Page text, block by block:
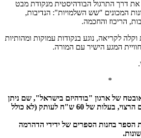
את דרך התרגול הבודהיסטית מנקודת מבט
המכונים "שש השלמויות": הנדיבות,
הריכוז והחכמה.
לקריאה, נוגע בנקודות עמוקות ומהותיות
המגע הישיר עם המורה.
*
של ארגון "בודהיזם בישראל", שם ניתן
לרכוש את מספר העותקים הרצוי, בעלות של 60 ש"ח לעותק (לא כולל
הספר בחנות הספרים של ידידי הדהרמה